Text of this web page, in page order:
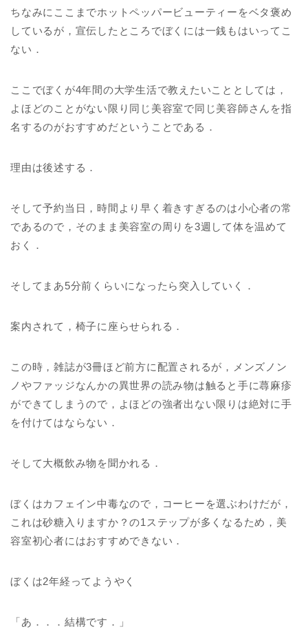
ちなみにここまでホットペッパービューティーをベタ褒め
しているが，宣伝したところでぼくには一銭もはいってこ
ない．
ここでぼくが4年間の大学生活で教えたいこととしては，
よほどのことがない限り同じ美容室で同じ美容師さんを指
名するのがおすすめだということである．
理由は後述する．
そして予約当日，時間より早く着きすぎるのは小心者の常
であるので，そのまま美容室の周りを3週して体を温めて
おく．
そしてまあ5分前くらいになったら突入していく．
案内されて，椅子に座らせられる．
この時，雑誌が3冊ほど前方に配置されるが，メンズノン
ノやファッジなんかの異世界の読み物は触ると手に蕁麻疹
ができてしまうので，よほどの強者出ない限りは絶対に手
を付けてはならない．
そして大概飲み物を聞かれる．
ぼくはカフェイン中毒なので，コーヒーを選ぶわけだが，
これは砂糖入りますか？の1ステップが多くなるため，美
容室初心者にはおすすめできない．
ぼくは2年経ってようやく
「あ．．．結構です．」